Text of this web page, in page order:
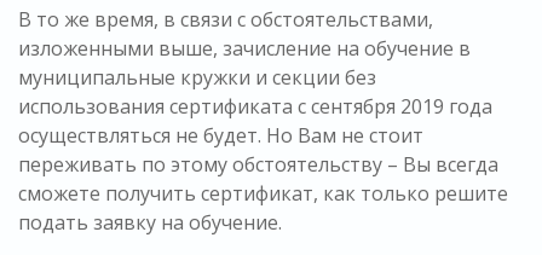
В то же время, в связи с обстоятельствами,
изложенными выше, зачисление на обучение в
муниципальные кружки и секции без
использования сертификата с сентября 2019 года
осуществляться не будет. Но Вам не стоит
переживать по этому обстоятельству – Вы всегда
сможете получить сертификат, как только решите
подать заявку на обучение.